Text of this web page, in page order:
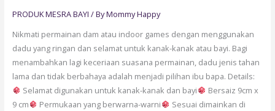
PRODUK MESRA BAYI / ByMommy Happy
Nikmati permainan dam atau indoor games dengan menggunakan
dadu yang ringan dan selamat untuk kanak-kanak atau bayi. Bagi
menambahkan lagi keceriaan suasana permainan, dadu jenis tahan
lama dan tidak berbahaya adalah menjadi pilihan ibu bapa. Details:
Selamat digunakan untuk kanak-kanak dan bayi
Bersaiz 9cm x
9 cm
Permukaan yang berwarna-warni
Sesuai dimainkan di